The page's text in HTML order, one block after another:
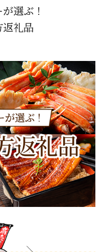
選ぶ！
返礼品